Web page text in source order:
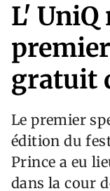
L' UniQ
gratuit
Le premier
édition du
Prince a eu
dans la cour